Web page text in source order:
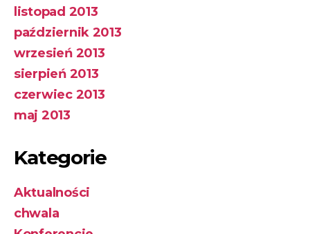
listopad 2013
październik 2013
wrzesień 2013
sierpień 2013
czerwiec 2013
maj 2013
Kategorie
Aktualności
chwala